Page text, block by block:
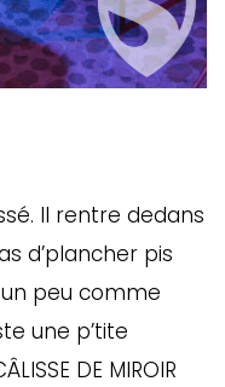
Il rentre dedans
d’plancher pis
peu comme
une p’tite
DE MIROIR